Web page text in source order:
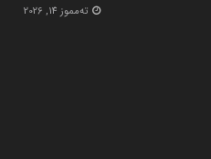
ته‌مموز 14, 2026